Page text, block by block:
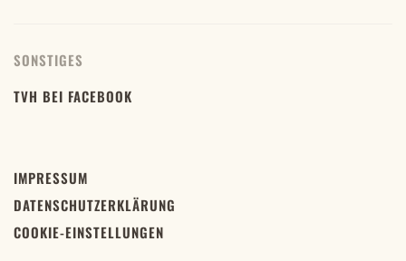
SONSTIGES
TVH BEI FACEBOOK
IMPRESSUM
DATENSCHUTZERKLÄRUNG
COOKIE-EINSTELLUNGEN